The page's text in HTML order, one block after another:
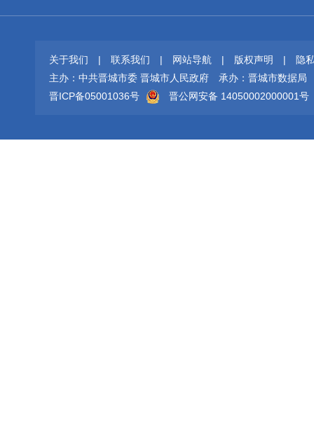
关于我们 | 联系我们 | 网站导航 | 版权声明 |
隐
主办：中共晋城市委 晋城市人民政府
承办：晋城市数据局
晋ICP备05001036号
晋公网安备 14050002000001号